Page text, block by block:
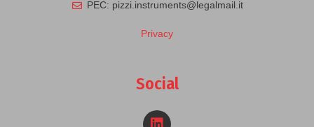
PEC: pizzi.instruments@legalmail.it
Privacy
Social